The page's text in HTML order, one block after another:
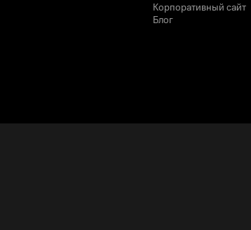
Корпоративный сайт
Блог